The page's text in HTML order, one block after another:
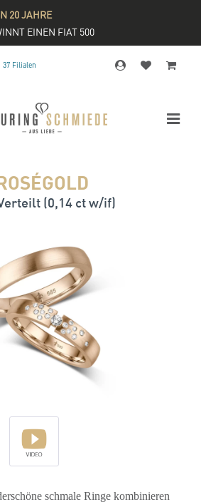
20 JAHRE
EINEN FIAT 500
37 Filialen
(0,14 ct w/if)
schmale Ringe kombinieren